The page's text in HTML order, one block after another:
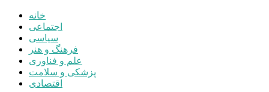
خانه
اجتماعی
سیاسی
فرهنگ و هنر
علم و فناوری
پزشکی و سلامت
اقتصادی